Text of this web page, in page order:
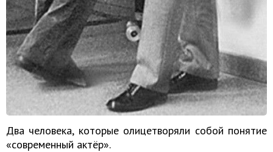
Два человека, которые олицетворяли собой понятие
«современный актёр».